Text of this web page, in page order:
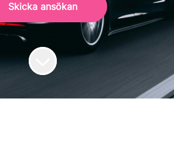
Skicka ansökan